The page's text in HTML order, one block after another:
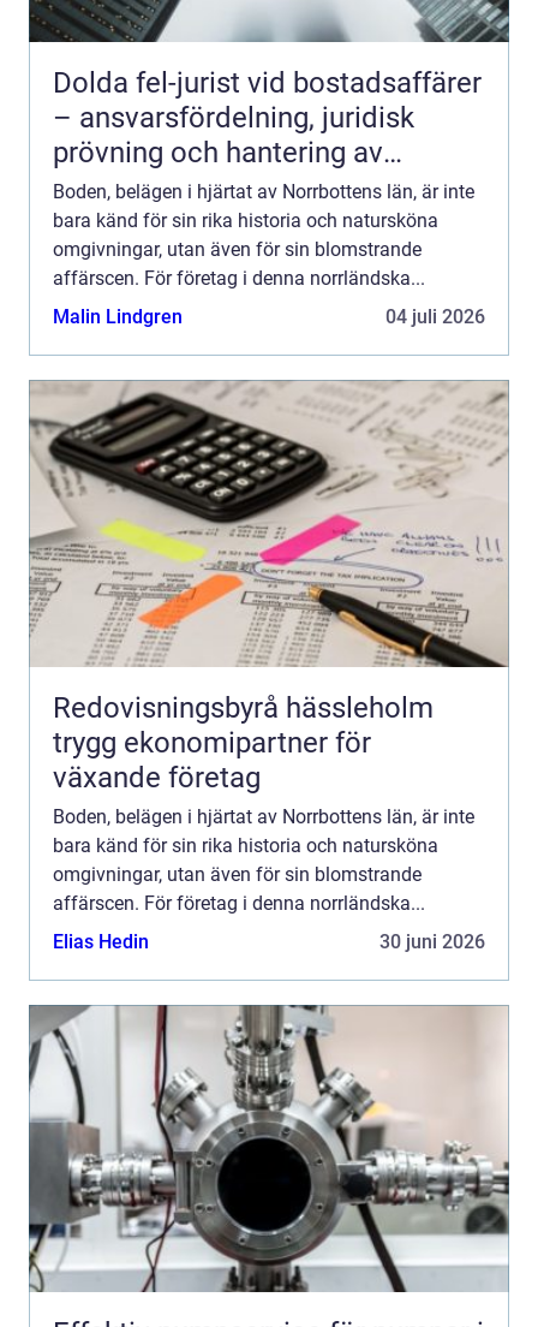
Dolda fel-jurist vid bostadsaffärer
– ansvarsfördelning, juridisk
prövning och hantering av
fastighetstvister
Boden, belägen i hjärtat av Norrbottens län, är inte
bara känd för sin rika historia och natursköna
omgivningar, utan även för sin blomstrande
affärscen. För företag i denna norrländska...
Malin Lindgren
04 juli 2026
Redovisningsbyrå hässleholm
trygg ekonomipartner för
växande företag
Boden, belägen i hjärtat av Norrbottens län, är inte
bara känd för sin rika historia och natursköna
omgivningar, utan även för sin blomstrande
affärscen. För företag i denna norrländska...
Elias Hedin
30 juni 2026